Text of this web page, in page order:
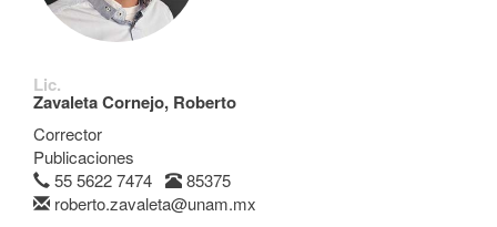
Lic.
Zavaleta Cornejo, Roberto
Corrector
Publicaciones
55 5622 7474
85375
roberto.zavaleta@unam.mx